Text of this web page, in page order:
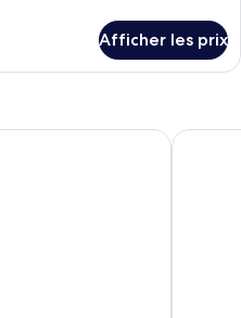
Afficher les prix